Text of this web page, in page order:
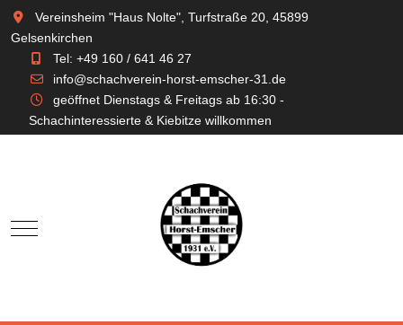
Vereinsheim "Haus Nolte", Turfstraße 20, 45899
Gelsenkirchen
Tel: +49 160 / 641 46 27
info@schachverein-horst-emscher-31.de
geöffnet Dienstags & Freitags ab 16:30 -
Schachinteressierte & Kiebitze willkommen
Mobile Menu Toggle